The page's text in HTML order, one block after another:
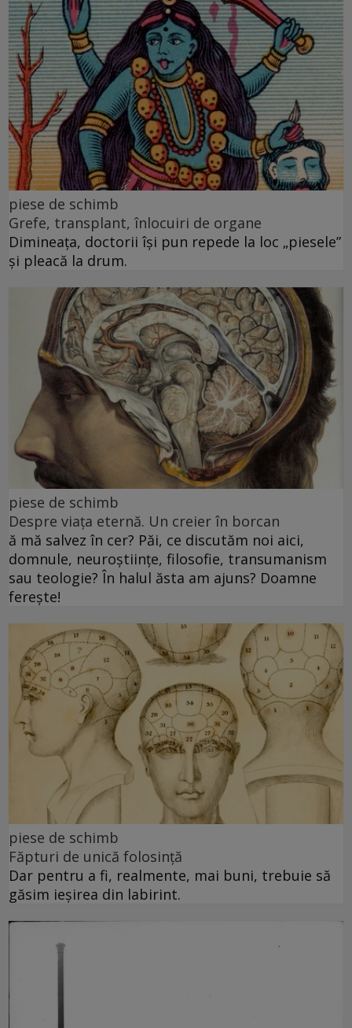
piese de schimb
Grefe, transplant, înlocuiri de organe
Dimineața, doctorii își pun repede la loc „piesele”
și pleacă la drum.
piese de schimb
Despre viața eternă. Un creier în borcan
ă mă salvez în cer? Păi, ce discutăm noi aici,
domnule, neuroștiințe, filosofie, transumanism
sau teologie? În halul ăsta am ajuns? Doamne
ferește!
piese de schimb
Făpturi de unică folosință
Dar pentru a fi, realmente, mai buni, trebuie să
găsim ieșirea din labirint.